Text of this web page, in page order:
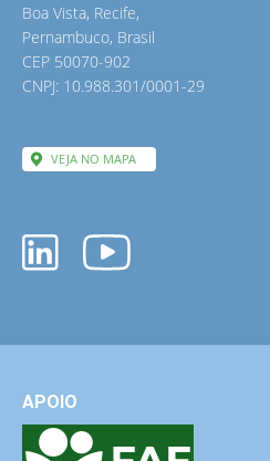
Boa Vista, Recife,
Pernambuco, Brasil
CEP 50070-902
CNPJ: 10.988.301/0001-29
VEJA NO MAPA
APOIO